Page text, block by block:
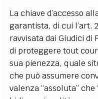
La chiave d’accesso
garantista, di cui l’art.
ravvisata dai Giudici di
di proteggere tout
sua pienezza, quale
che può assumere
valenza “assoluta”